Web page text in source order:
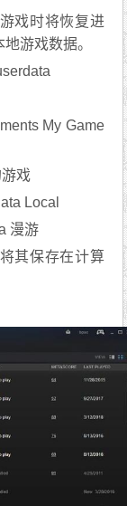
戏时将恢复进
游戏数据。
My Game
戏
Local
漫游
其保存在计算